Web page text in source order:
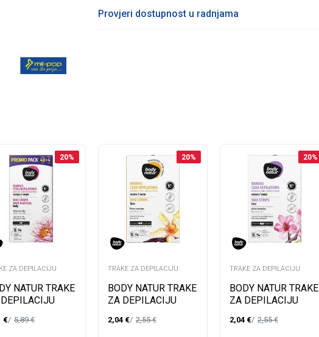
Provjeri dostupnost u radnjama
20%
ZA DEPILACIJU
NATUR TRAKE
KOŽU
€ 5,89€
20%
TRAKE ZA DEPILACIJU
BODY NATUR TRAKE
ZA DEPILACIJU
HYPOALLERGENICS
2,04 € 2,55€
20%
TRAKE ZA DEPILACIJU
BODY NATUR TRAKE
ZA DEPILACIJU
ALMOND OIL
2,04 € 2,55€